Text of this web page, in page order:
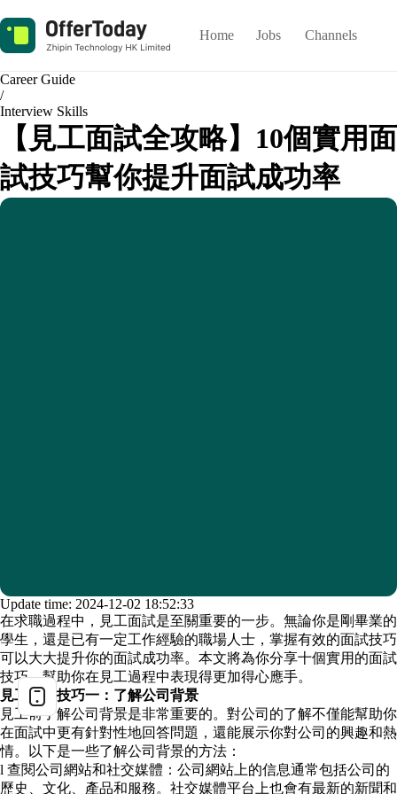
Home Jobs Channels
Career Guide
/
Interview Skills
【見工面試全攻略】10個實用面
試技巧幫你提升面試成功率
Update time: 2024-12-02 18:52:33
在求職過程中，見工面試是至關重要的一步。無論你是剛畢業的
學生，還是已有一定工作經驗的職場人士，掌握有效的面試技巧
可以大大提升你的面試成功率。本文將為你分享十個實用的面試
技巧，幫助你在見工過程中表現得更加得心應手。
見工面試技巧一：了解公司背景
見工前了解公司背景是非常重要的。對公司的了解不僅能幫助你
在面試中更有針對性地回答問題，還能展示你對公司的興趣和熱
情。以下是一些了解公司背景的方法：
l 查閱公司網站和社交媒體：公司網站上的信息通常包括公司的
歷史、文化、產品和服務。社交媒體平台上也會有最新的新聞和